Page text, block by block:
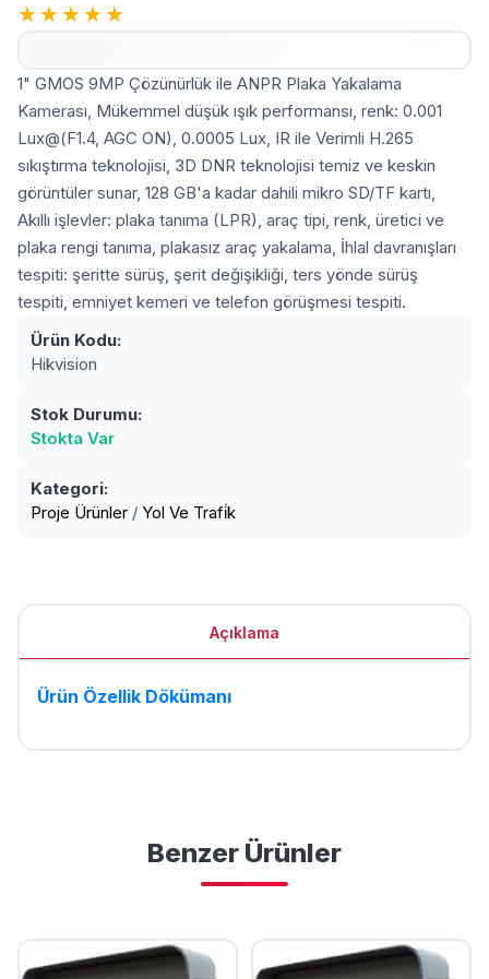
★★★★★
1" GMOS 9MP Çözünürlük ile ANPR Plaka Yakalama
Kamerası, Mükemmel düşük ışık performansı, renk: 0.001
Lux@(F1.4, AGC ON), 0.0005 Lux, IR ile Verimli H.265
sıkıştırma teknolojisi, 3D DNR teknolojisi temiz ve keskin
görüntüler sunar, 128 GB'a kadar dahili mikro SD/TF kartı,
Akıllı işlevler: plaka tanıma (LPR), araç tipi, renk, üretici ve
plaka rengi tanıma, plakasız araç yakalama, İhlal davranışları
tespiti: şeritte sürüş, şerit değişikliği, ters yönde sürüş
tespiti, emniyet kemeri ve telefon görüşmesi tespiti.
Ürün Kodu:
Hikvision
Stok Durumu:
Stokta Var
Kategori:
Proje Ürünler / Yol Ve Trafi̇k
Açıklama
Ürün Özellik Dökümanı
Benzer Ürünler